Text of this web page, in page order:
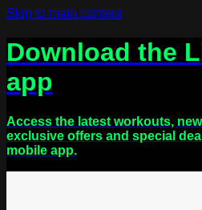
Skip to main content
Download the
app
Access the latest workouts,
exclusive offers and special
mobile app.